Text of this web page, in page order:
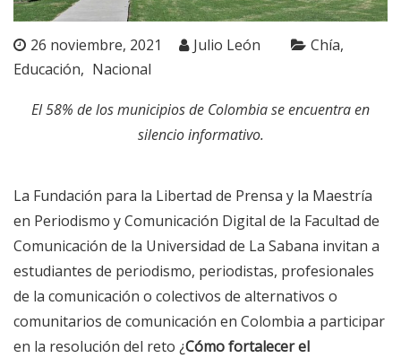
26 noviembre, 2021 Julio León
Chía
Educación
Nacional
El 58% de los municipios de Colombia se encuentra en
silencio informativo.
La Fundación para la Libertad de Prensa y la Maestría
en Periodismo y Comunicación Digital de la Facultad de
Comunicación de la Universidad de La Sabana invitan a
estudiantes de periodismo, periodistas, profesionales
de la comunicación o colectivos de alternativos o
comunitarios de comunicación en Colombia a participar
en la resolución del reto ¿Cómo fortalecer el